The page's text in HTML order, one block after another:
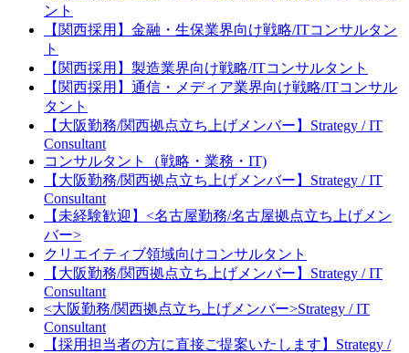
ント
【関西採用】金融・生保業界向け戦略/ITコンサルタン
ト
【関西採用】製造業界向け戦略/ITコンサルタント
【関西採用】通信・メディア業界向け戦略/ITコンサル
タント
【大阪勤務/関西拠点立ち上げメンバー】Strategy / IT
Consultant
コンサルタント（戦略・業務・IT)
【大阪勤務/関西拠点立ち上げメンバー】Strategy / IT
Consultant
【未経験歓迎】<名古屋勤務/名古屋拠点立ち上げメン
バー>
クリエイティブ領域向けコンサルタント
【大阪勤務/関西拠点立ち上げメンバー】Strategy / IT
Consultant
<大阪勤務/関西拠点立ち上げメンバー>Strategy / IT
Consultant
【採用担当者の方に直接ご提案いたします】Strategy /